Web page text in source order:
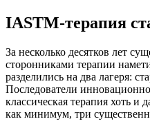
IASTM-терапия
За несколько десятков лет
сторонниками терапии
разделились на два лагеря:
Последователи
классическая терапия хоть и
как минимум, три